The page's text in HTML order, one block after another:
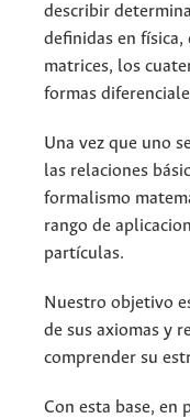
describir
definidas en
matrices, los
formas
Una vez que uno
las relaciones
formalismo
rango de
partículas.
Nuestro objetivo
de sus axiomas y
comprender su
Con esta base, en